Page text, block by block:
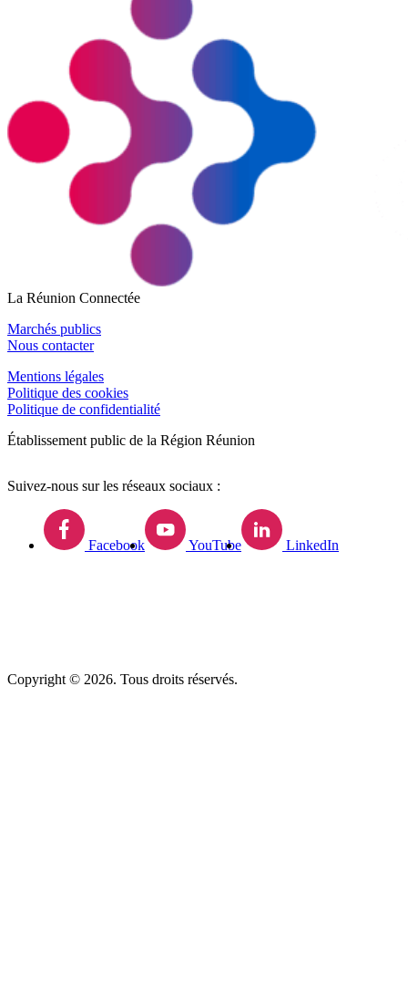
La Réunion Connectée
Marchés publics
Nous contacter
Mentions légales
Politique des cookies
Politique de confidentialité
Établissement public de la Région Réunion
Suivez-nous sur les réseaux sociaux :
Facebook YouTube LinkedIn
Copyright © 2026. Tous droits réservés.